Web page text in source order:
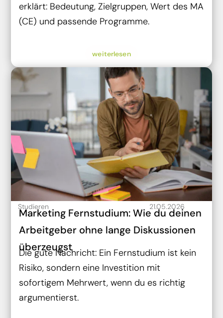
erklärt: Bedeutung, Zielgruppen, Wert des MA
(CE) und passende Programme.
weiterlesen
Studieren 21.05.2026
Marketing Fernstudium: Wie du deinen
Arbeitgeber ohne lange Diskussionen
überzeugst
Die gute Nachricht: Ein Fernstudium ist kein
Risiko, sondern eine Investition mit
sofortigem Mehrwert, wenn du es richtig
argumentierst.